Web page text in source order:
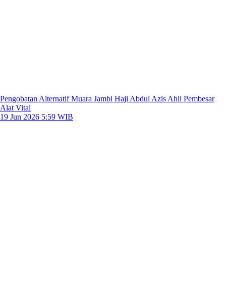
Pengobatan Alternatif Muara Jambi Haji Abdul Azis Ahli Pembesar
Alat Vital
19 Jun 2026 5:59 WIB